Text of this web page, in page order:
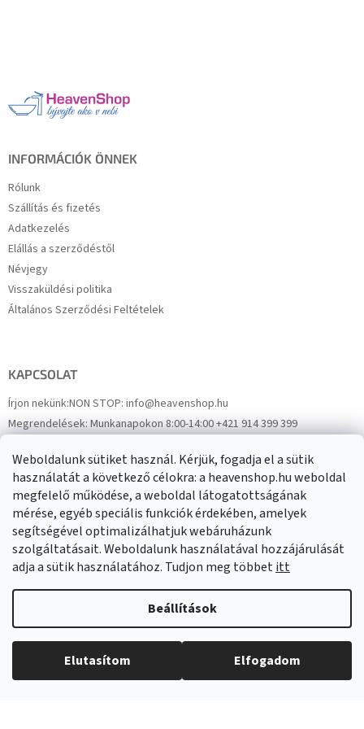
Weboldalunk sütiket használ. Kérjük, fogadja el a sütik
használatát a következő célokra: a heavenshop.hu weboldal
megfelelő működése, a weboldal látogatottságának
mérése, egyéb speciális funkciók érdekében, amelyek
segítségével optimalizálhatjuk webáruházunk
szolgáltatásait. Weboldalunk használatával hozzájárulását
adja a sütik használatához. Tudjon meg többetitt
Beállítások
Elutasítom Elfogadom
INFORMÁCIÓK ÖNNEK
Rólunk
Szállítás és fizetés
Adatkezelés
Elállás a szerződéstől
Névjegy
Visszaküldési politika
Általános Szerződési Feltételek
KAPCSOLAT
Írjon nekünk:NON STOP: info@heavenshop.hu
Megrendelések:Munkanapokon 8:00-14:00 +421 914 399 399
FacebookHeavenShop.sk
Eredményeink